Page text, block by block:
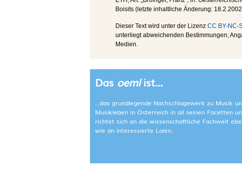
Boisits (letzte inhaltliche Änderung: 18.2.2002
Dieser Text wird unter der Lizenz CC BY-NC-
unterliegt abweichenden Bestimmungen;
Medien.
Das oemlist...
...das grundlegende Nachschlagewerk zu Musik
Musikleben in Österreich in all seinen Facetten
richtet sich an die wissenschaftliche Fachwelt
wie an interessierte Laien.